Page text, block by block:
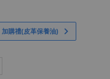
加購禮(皮革保養油)